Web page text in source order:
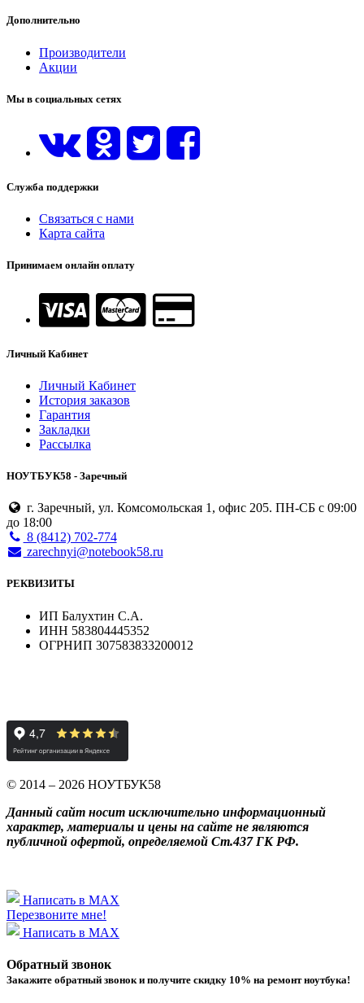
Дополнительно
Производители
Акции
Мы в социальных сетях
Служба поддержки
Связаться с нами
Карта сайта
Принимаем онлайн оплату
Личный Кабинет
Личный Кабинет
История заказов
Гарантия
Закладки
Рассылка
НОУТБУК58 - Заречный
г. Заречный, ул. Комсомольская 1, офис 205. ПН-СБ с 09:00
до 18:00
8 (8412) 702-774
zarechnyi@notebook58.ru
РЕКВИЗИТЫ
ИП Балухтин С.А.
ИНН 583804445352
ОГРНИП 307583833200012
© 2014 – 2026 НОУТБУК58
Данный сайт носит исключительно информационный
характер, материалы и цены на сайте не являются
публичной офертой, определяемой Ст.437 ГК РФ.
Написать в MAX
Перезвоните мне!
Написать в MAX
Обратный звонок
Закажите обратный звонок и получитe скидку 10% на ремонт ноутбука!